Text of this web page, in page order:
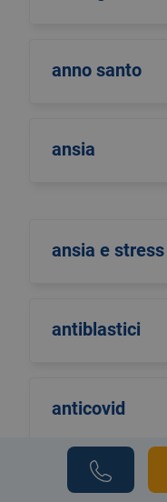
anno santo
ansia
ansia e stress
antiblastici
anticovid